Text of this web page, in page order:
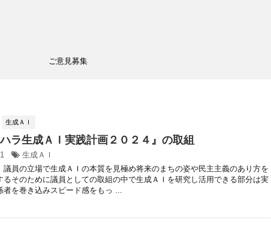
ご意見募集
生成ＡＩ
ハラ生成ＡＩ実践計画２０２４』の取組
生成ＡＩ
員の立場で生成ＡＩの本質を見極め将来のまちの姿や民主主義のあり方を
るそのために議員としての取組の中で生成ＡＩを研究し活用できる部分は実
者を巻き込みスピード感をもっ ...